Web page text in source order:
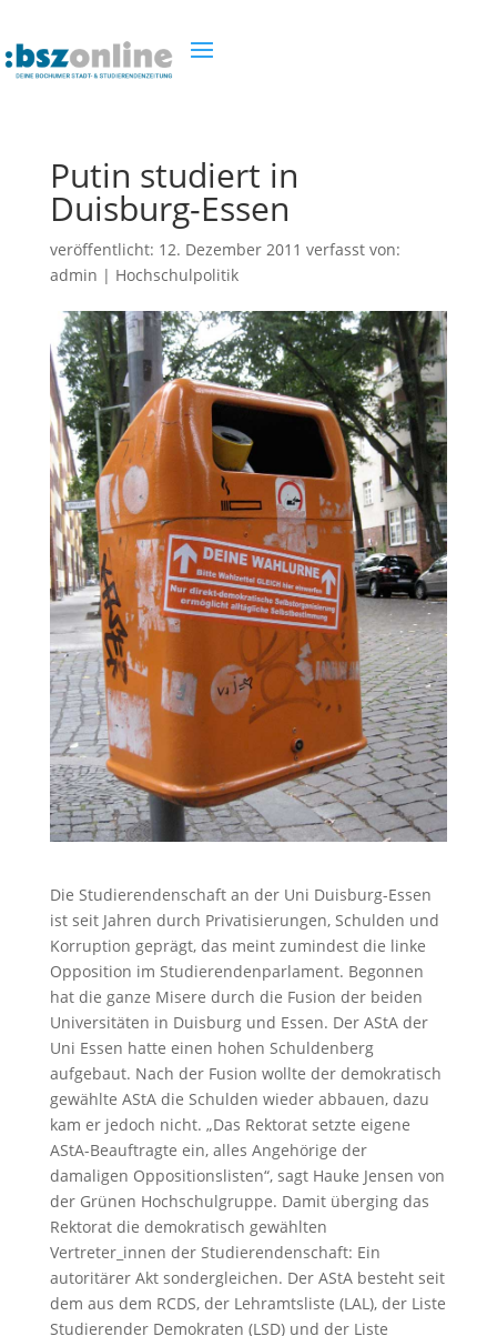
Putin studiert in
Duisburg-Essen
veröffentlicht: 12. Dezember 2011 verfasst von:
admin | Hochschulpolitik
Die Studierendenschaft an der Uni Duisburg-Essen
ist seit Jahren durch Privatisierungen, Schulden und
Korruption geprägt, das meint zumindest die linke
Opposition im Studierendenparlament. Begonnen
hat die ganze Misere durch die Fusion der beiden
Universitäten in Duisburg und Essen. Der AStA der
Uni Essen hatte einen hohen Schuldenberg
aufgebaut. Nach der Fusion wollte der demokratisch
gewählte AStA die Schulden wieder abbauen, dazu
kam er jedoch nicht. „Das Rektorat setzte eigene
AStA-Beauftragte ein, alles Angehörige der
damaligen Oppositionslisten“, sagt Hauke Jensen von
der Grünen Hochschulgruppe. Damit überging das
Rektorat die demokratisch gewählten
Vertreter_innen der Studierendenschaft: Ein
autoritärer Akt sondergleichen. Der AStA besteht seit
dem aus dem RCDS, der Lehramtsliste (LAL), der Liste
Studierender Demokraten (LSD) und der Liste